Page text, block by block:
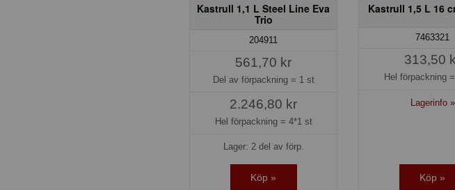
Kastrull 1,1 L Steel Line Eva
Trio
204911
561,70 kr
Del av förpackning = 1 st
2.246,80 kr
Hel förpackning = 4*1 st
Lager: 2 del av förp.
Köp »
Kastrull 1,5 L 16
7463321
313,50
Hel förpackning =
Lagerinfo »
Köp »